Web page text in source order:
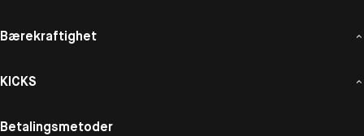
Bærekraftighet
KICKS
Betalingsmetoder